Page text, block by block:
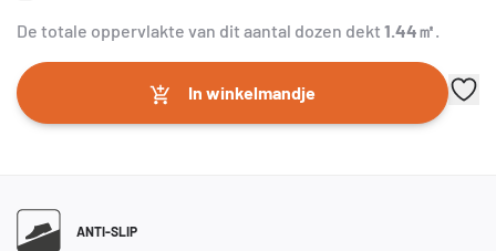
De totale oppervlakte van dit aantal dozen dekt 1.44㎡
In winkelmandje
ANTI-SLIP